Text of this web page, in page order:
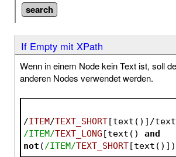
If Empty mit XPath
Wenn in einem Node kein Text ist, soll
anderen Nodes verwendet werden.
/ITEM/TEXT_SHORT
/ITEM/TEXT_LONG[text() and
not (/ITEM/TEXT_SHORT